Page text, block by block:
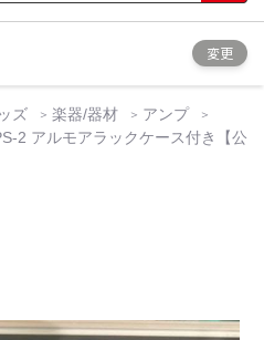
変更
ズ 楽器/器材
アンプ
2 アルモアラックケース付き【公